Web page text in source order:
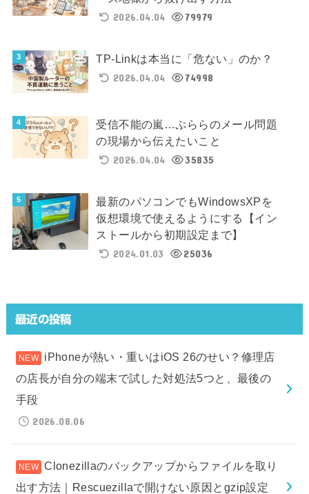
2026.04.04
79979
TP-Linkは本当に「危ない」のか？
2026.04.04
74998
受信不能の嵐…ぷららのメール問題
の現場から伝えたいこと
2026.04.04
35835
最新のパソコンでもWindowsXPを
仮想環境で使えるようにする【イン
ストールから初期設定まで】
2024.01.03
25036
最近の投稿
iPhoneが熱い・重いはiOS 26のせい？修理店
の店長が自分の端末で試した対処法5つと、最後の
手段
2026.08.06
Clonezillaのバックアップからファイルを取り
出す方法｜Rescuezillaで開けない原因とgzip設定